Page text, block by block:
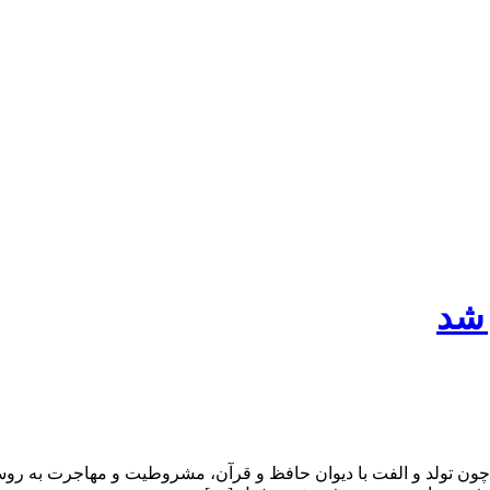
شد
تولد و الفت با دیوان حافظ و قرآن، مشروطیت و مهاجرت به